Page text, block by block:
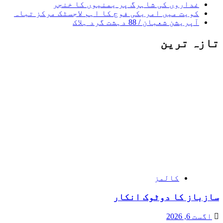
غداروں کی شاہرگ پر یمنیوں کا خنجر
کویت میں امریکی فوج کا اہم لاجسٹک مرکز تباہ
آپریشن شعبان / 88 دہشت گرد ہلاک
تازہ ترین
کالمز
سازباز کا دوٹوک انکار
اگست 6, 2026